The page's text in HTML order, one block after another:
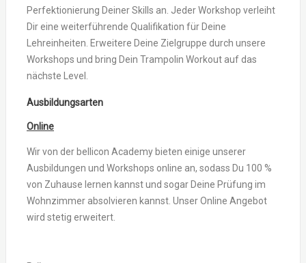
Perfektionierung Deiner Skills an. Jeder Workshop verleiht
Dir eine weiterführende Qualifikation für Deine
Lehreinheiten. Erweitere Deine Zielgruppe durch unsere
Workshops und bring Dein Trampolin Workout auf das
nächste Level.
Ausbildungsarten
Online
Wir von der bellicon Academy bieten einige unserer
Ausbildungen und Workshops online an, sodass Du 100 %
von Zuhause lernen kannst und sogar Deine Prüfung im
Wohnzimmer absolvieren kannst. Unser Online Angebot
wird stetig erweitert.